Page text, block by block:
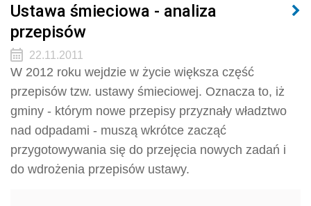
Ustawa śmieciowa - analiza
przepisów
22.11.2011
W 2012 roku wejdzie w życie większa część
przepisów tzw. ustawy śmieciowej. Oznacza to, iż
gminy - którym nowe przepisy przyznały władztwo
nad odpadami - muszą wkrótce zacząć
przygotowywania się do przejęcia nowych zadań i
do wdrożenia przepisów ustawy.